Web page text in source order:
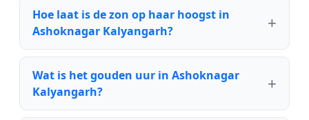
Hoe laat is de zon op haar hoogst in
Ashoknagar Kalyangarh?
Wat is het gouden uur in Ashoknagar
Kalyangarh?